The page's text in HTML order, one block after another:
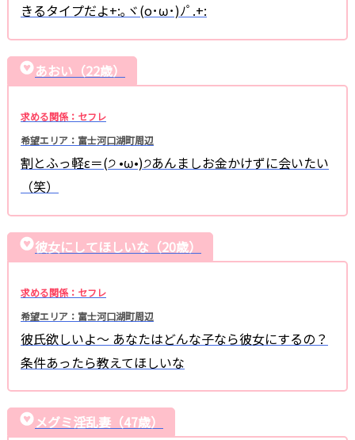
きるタイプだよ+:｡ヾ(o･ω･)ﾉﾟ.+:
あおい（22歳）
求める関係：セフレ
希望エリア：富士河口湖町周辺
割とふっ軽ε＝(੭ •ω•)੭あんましお金かけずに会いたい
（笑）
彼女にしてほしいな（20歳）
求める関係：セフレ
希望エリア：富士河口湖町周辺
彼氏欲しいよ～ あなたはどんな子なら彼女にするの？
条件あったら教えてほしいな
メグミ淫乱妻（47歳）